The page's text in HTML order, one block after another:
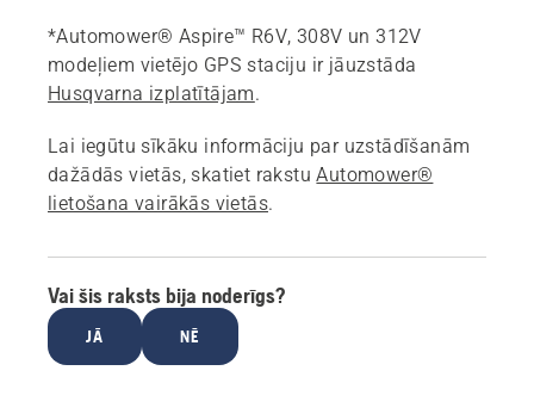
*Automower® Aspire™ R6V, 308V un 312V
modeļiem vietējo GPS staciju ir jāuzstāda
Husqvarna izplatītājam.
Lai iegūtu sīkāku informāciju par uzstādīšanām
dažādās vietās, skatiet rakstuAutomower®
lietošana vairākās vietās.
Vai šis raksts bija noderīgs?
JĀ NĒ